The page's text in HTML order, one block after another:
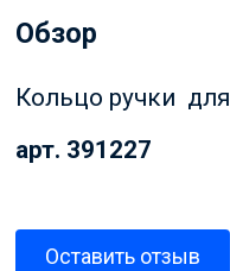
Обзор
Кольцо ручки для
арт. 391227
Оставить отзыв